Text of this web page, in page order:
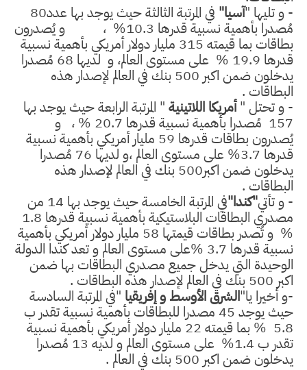
- و تليها "آسيا" في المرتبة الثالثة حيث يوجد بها عدد80
مُصدرا بأهمية نسبية قدرها 10.3 % ، و يُصدرون
بطاقات بما قيمته 315 مليار دولار أمريكي بأهمية نسبية
قدرها 19.9 % على مستوى العالم، و لديها 68 مُصدرا
يدخلون ضمن اكبر 500 بنك في العالم لإصدار هذه
البطاقات .
- و تحتل "أمريكا اللاتينية " المرتبة الرابعة حيث يوجد بها
157 مُصدرا بأهمية نسبية قدرها 20.7 % ، و
يُصدرون بطاقات قدرها 59 مليار أمريكي بأهمية نسبية
قدرها 3.7 % على مستوى العالم ،و لديها 76 مُصدرا
يدخلون ضمن اكبر500 بنك في العالم لإصدار هذه
البطاقات .
- و تأتي"كندا" في المرتبة الخامسة حيث يوجد بها 14 من
مصدري البطاقات البلاستيكية بأهمية نسبية قدرها 1.8
% و تُصدر بطاقات قيمتها 58 مليار دولار أمريكي بأهمية
نسبية قدرها 3.7 %على مستوى العالم و تعد كندا الدولة
الوحيدة التي يدخل جميع مصدري البطاقات بها ضمن
اكبر 500 بنك في العالم لإصدار هذه البطاقات .
-و أخيرا يا"الشرق الأوسط و إفريقيا "في المرتبة السادسة
حيث يوجد 45 مصدرا للبطاقات بأهمية نسبية تقدر ب
5.8
% بما قيمته 22 مليار دولار أمريكي بأهمية نسبية
تقدر ب 1.4 % على مستوى العالم و لديه 13 مُصدرا
يدخلون ضمن اكبر 500 بنك في العالم .